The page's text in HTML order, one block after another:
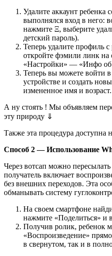
Удалите аккаунт ребенка
выполнялся вход в него:
нажмите Ξ, выберите
детский пароль).
Теперь удалите профиль с
откройте фэмили линк на
«Настройки» — «Инфо об
Теперь вы можете войти
устройстве и создать
измененное имя и возраст.
А ну стоять ! Мы объявляем
эту природу ⇓
Также эта процедура доступна
Способ 2 — Использование
Через вотсап можно
получатель включает
без внешних переходов. Эта
обманывать систему
На своем смартфоне
нажмите «Поделиться» и
Получив ролик, ребенок
«Воспроизведение»
в свернутом, так и в